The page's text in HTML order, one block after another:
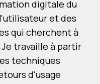
digitale du
et des
qui cherchent à
travaille à partir
techniques
d'usage